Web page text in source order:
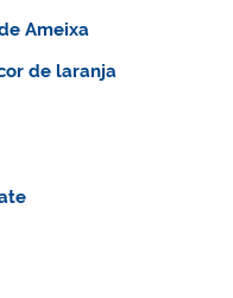
Ameixa
de laranja